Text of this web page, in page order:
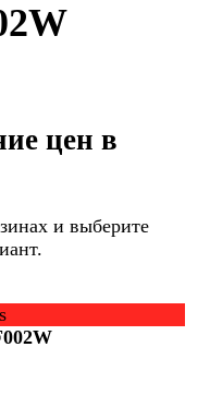
цен в
и выберите